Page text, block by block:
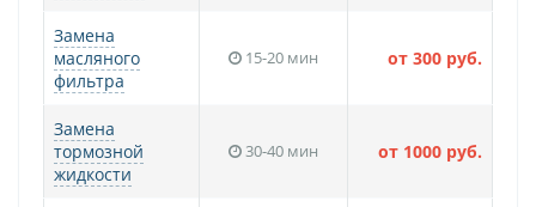
Замена
масляного
фильтра
15-20 мин от 300 руб.
Замена
тормозной
жидкости
30-40 мин от 1000 руб.